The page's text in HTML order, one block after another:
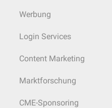
Werbung
Login Services
Content Marketing
Marktforschung
CME-Sponsoring